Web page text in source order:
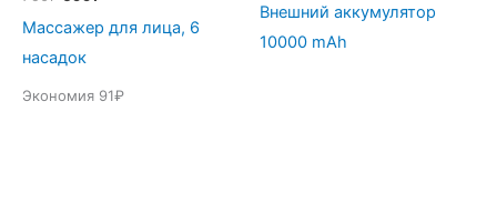
составляла
790₽.
699₽.
Массажер для лица, 6
насадок
Экономия 91₽
Внешний аккумулятор
10000 mAh